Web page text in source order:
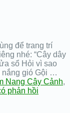
để trang trí
nhé: “Cây dây
sổ Hỏi vì sao
nắng gió Gội …
Nang Cây Cảnh,
phản hồi